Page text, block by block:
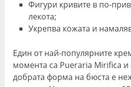
Фигури кривите в по-
лекота;
Укрепва кожата и
Един от най-популярните
момента са Pueraria Mirifica и
добрата форма на бюста е